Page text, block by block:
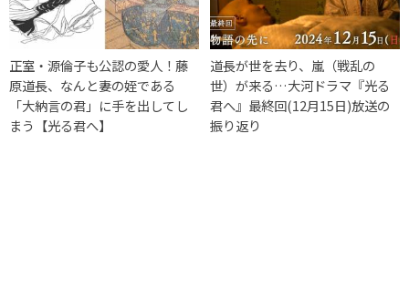
正室・源倫子も公認の愛人！藤
原道長、なんと妻の姪である
「大納言の君」に手を出してし
まう【光る君へ】
道長が世を去り、嵐（戦乱の
世）が来る…大河ドラマ『光る
君へ』最終回(12月15日)放送の
振り返り